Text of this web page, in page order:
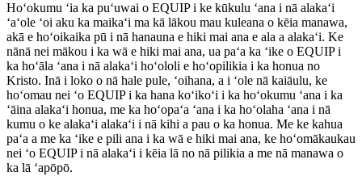
Hoʻokumu ʻia ka puʻuwai o EQUIP i ke kūkulu ʻana i nā alakaʻi
ʻaʻole ʻoi aku ka maikaʻi ma kā lākou mau kuleana o kēia manawa,
akā e hoʻoikaika pū i nā hanauna e hiki mai ana e ala a alakaʻi. Ke
nānā nei mākou i ka wā e hiki mai ana, ua paʻa ka ʻike o EQUIP i
ka hoʻāla ʻana i nā alakaʻi hoʻololi e hoʻopilikia i ka honua no
Kristo. Inā i loko o nā hale pule, ʻoihana, a i ʻole nā kaiāulu, ke
hoʻomau nei ʻo EQUIP i ka hana koʻikoʻi i ka hoʻokumu ʻana i ka
ʻāina alakaʻi honua, me ka hoʻopaʻa ʻana i ka hoʻolaha ʻana i nā
kumu o ke alakaʻi alakaʻi i nā kihi a pau o ka honua. Me ke kahua
paʻa a me ka ʻike e pili ana i ka wā e hiki mai ana, ke hoʻomākaukau
nei ʻo EQUIP i nā alakaʻi i kēia lā no nā pilikia a me nā manawa o
ka lā ʻapōpō.